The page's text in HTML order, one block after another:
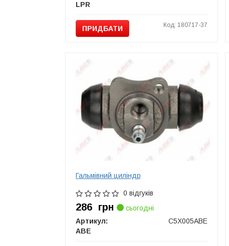
LPR
ПРИДБАТИ Код: 180717-37
Гальмівний циліндр
0 відгуків
286 грн
сьогодні
Артикул:
C5X005ABE
ABE